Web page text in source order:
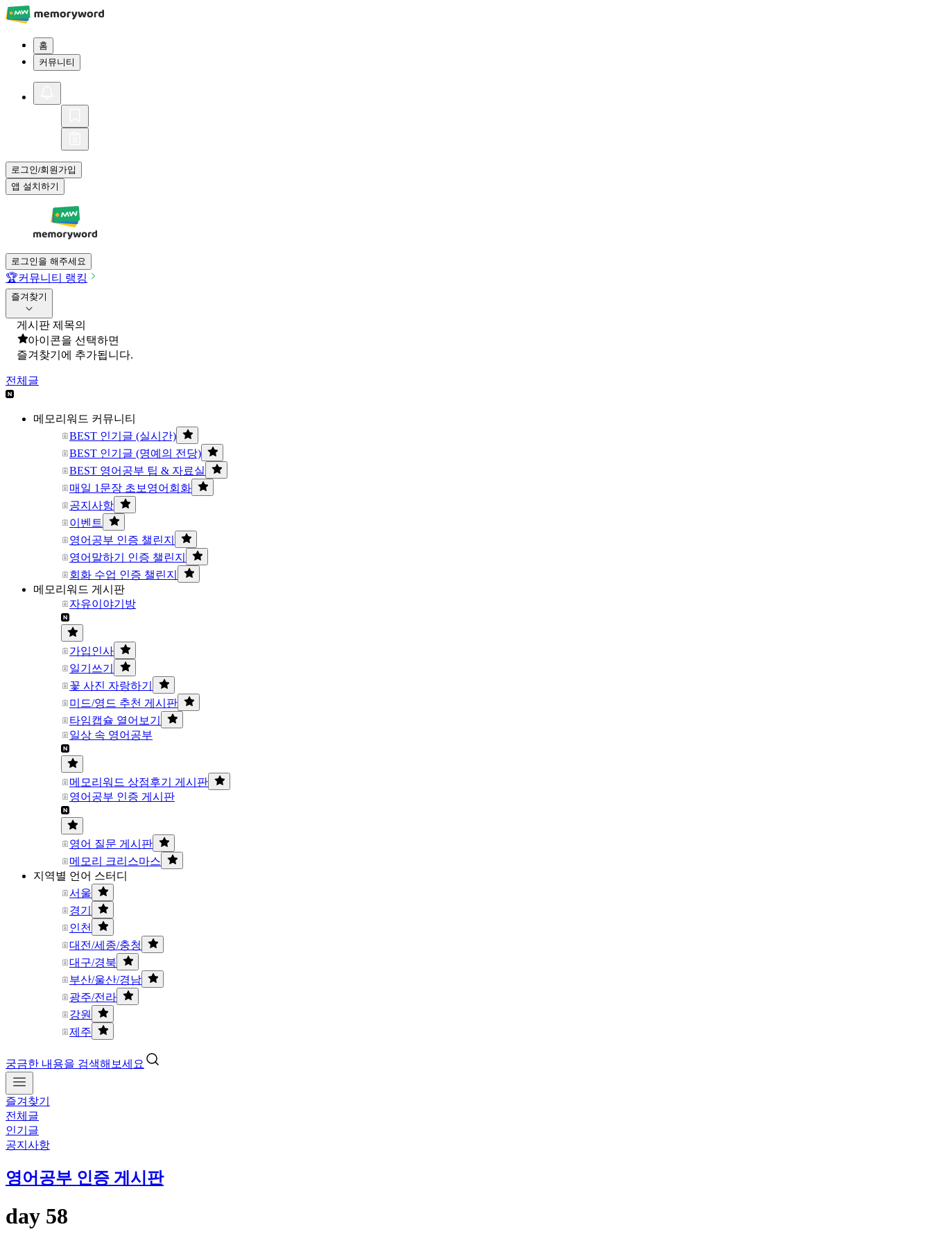
홈
커뮤니티
로그인/회원가입
앱 설치하기
로그인을 해주세요
🏆커뮤니티 랭킹
즐겨찾기
게시판 제목의
아이콘을 선택하면
즐겨찾기에 추가됩니다.
전체글
메모리워드 커뮤니티
BEST 인기글 (실시간)
BEST 인기글 (명예의 전당)
BEST 영어공부 팁 & 자료실
매일 1문장 초보영어회화
공지사항
이벤트
영어공부 인증 챌린지
영어말하기 인증 챌린지
회화 수업 인증 챌린지
메모리워드 게시판
자유이야기방
가입인사
일기쓰기
꽃 사진 자랑하기
미드/영드 추천 게시판
타임캡슐 열어보기
일상 속 영어공부
메모리워드 상점후기 게시판
영어공부 인증 게시판
영어 질문 게시판
메모리 크리스마스
지역별 언어 스터디
서울
경기
인천
대전/세종/충청
대구/경북
부산/울산/경남
광주/전라
강원
제주
궁금한 내용을 검색해보세요
즐겨찾기
전체글
인기글
공지사항
영어공부 인증 게시판
day 58